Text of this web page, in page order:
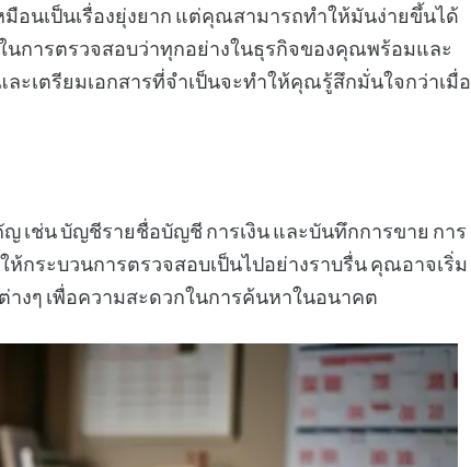
อนเป็นเรื่องยุ่งยาก แต่คุณสามารถทำให้มันง่ายขึ้นได้
นการตรวจสอบว่าทุกอย่างในธุรกิจของคุณพร้อมและ
ะเตรียมเอกสารที่จำเป็นจะทำให้คุณรู้สึกมั่นใจกว่าเมื่อ
เช่น บัญชีรายชื่อบัญชี การเงิน และบันทึกการขาย การ
ห้กระบวนการตรวจสอบเป็นไปอย่างราบรื่น คุณอาจเริ่ม
งๆ เพื่อความสะดวกในการค้นหาในอนาคต